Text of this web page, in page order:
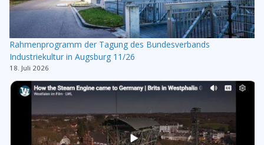
Rahmenprogramm der Tagung des Bundesverbands
Industriekultur in Augsburg 11/26
18. Juli 2026